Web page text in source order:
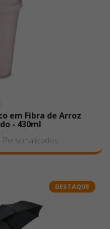
em Fibra de Arroz
- 430ml
DESTAQUE